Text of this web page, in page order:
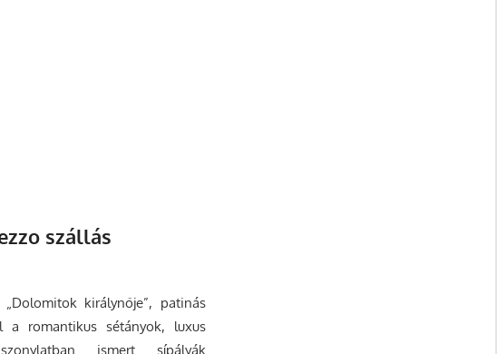
szállás
„Dolomitok királynője”, patinás
a romantikus sétányok, luxus
ismert sípályák